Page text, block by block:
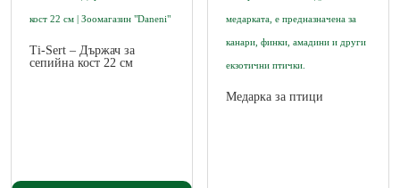
Ti-Sert – Държач за
сепийна кост 22 см
Медарка за птици